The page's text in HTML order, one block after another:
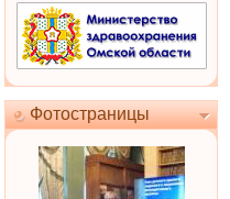
Фотостраницы